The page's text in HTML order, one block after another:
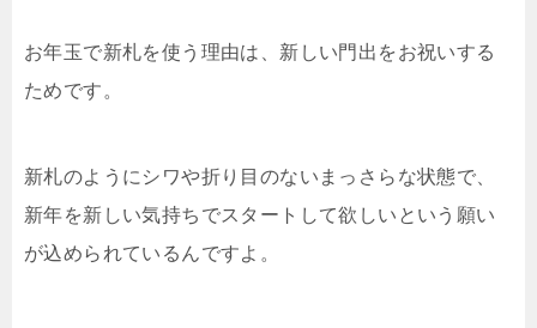
お年玉で新札を使う理由は、新しい門出をお祝いする
ためです。
新札のようにシワや折り目のないまっさらな状態で、
新年を新しい気持ちでスタートして欲しいという願い
が込められているんですよ。